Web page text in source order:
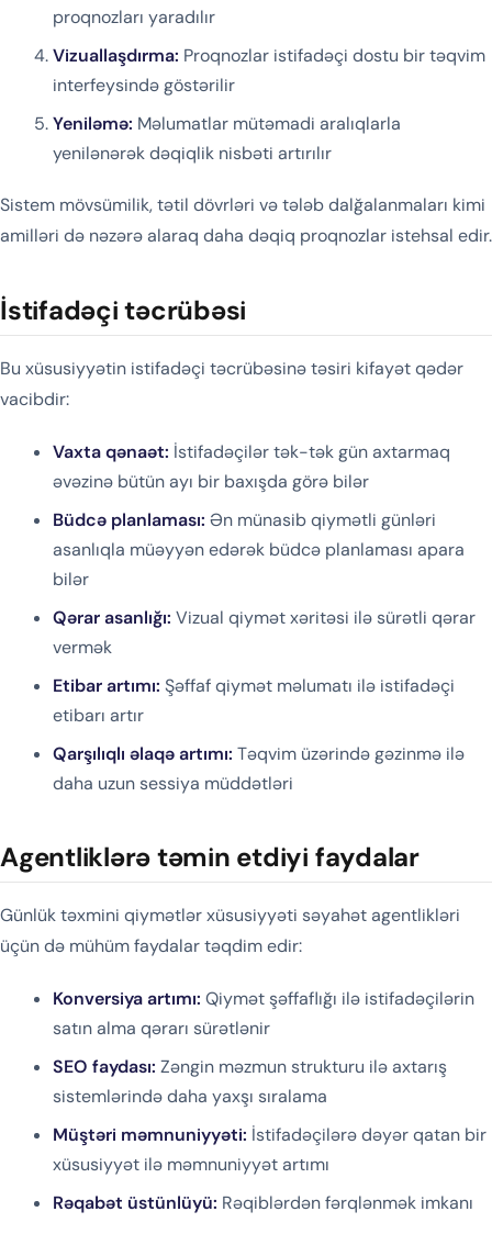
proqnozları yaradılır
Vizuallaşdırma: Proqnozlar istifadəçi dostu bir təqvim
interfeysində göstərilir
Yeniləmə: Məlumatlar mütəmadi aralıqlarla
yenilənərək dəqiqlik nisbəti artırılır
Sistem mövsümilik, tətil dövrləri və tələb dalğalanmaları kimi
amilləri də nəzərə alaraq daha dəqiq proqnozlar istehsal edir.
İstifadəçi təcrübəsi
Bu xüsusiyyətin istifadəçi təcrübəsinə təsiri kifayət qədər
vacibdir:
Vaxta qənaət: İstifadəçilər tək-tək gün axtarmaq
əvəzinə bütün ayı bir baxışda görə bilər
Büdcə planlaması: Ən münasib qiymətli günləri
asanlıqla müəyyən edərək büdcə planlaması apara
bilər
Qərar asanlığı: Vizual qiymət xəritəsi ilə sürətli qərar
vermək
Etibar artımı: Şəffaf qiymət məlumatı ilə istifadəçi
etibarı artır
Qarşılıqlı əlaqə artımı: Təqvim üzərində gəzinmə ilə
daha uzun sessiya müddətləri
Agentliklərə təmin etdiyi faydalar
Günlük təxmini qiymətlər xüsusiyyəti səyahət agentlikləri
üçün də mühüm faydalar təqdim edir:
Konversiya artımı: Qiymət şəffaflığı ilə istifadəçilərin
satın alma qərarı sürətlənir
SEO faydası: Zəngin məzmun strukturu ilə axtarış
sistemlərində daha yaxşı sıralama
Müştəri məmnuniyyəti: İstifadəçilərə dəyər qatan bir
xüsusiyyət ilə məmnuniyyət artımı
Rəqabət üstünlüyü: Rəqiblərdən fərqlənmək imkanı